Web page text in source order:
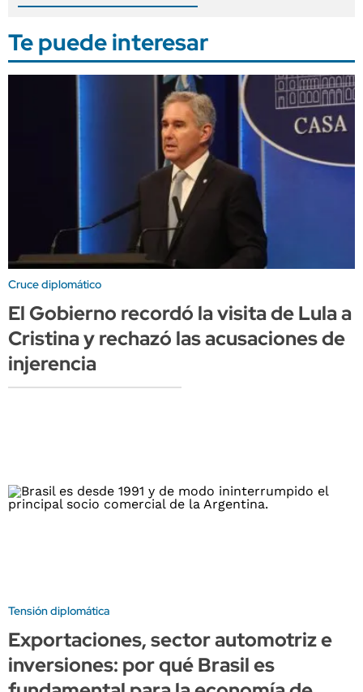
Te puede interesar
Cruce diplomático
El Gobierno recordó la visita de Lula a
Cristina y rechazó las acusaciones de
injerencia
Tensión diplomática
Exportaciones, sector automotriz e
inversiones: por qué Brasil es